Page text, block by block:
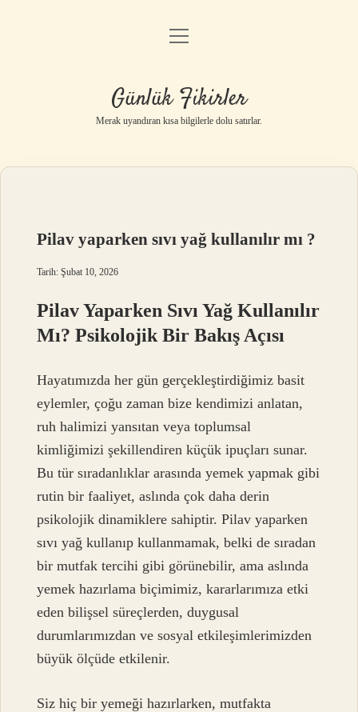
Anasayfa
Yasal Uyarı
menüyü
Günlük Fikirler
Merak uyandıran kısa bilgilerle dolu satırlar.
Pilav yaparken sıvı yağ kullanılır mı ?
Tarih: Şubat 10, 2026
Pilav Yaparken Sıvı Yağ Kullanılır
Mı? Psikolojik Bir Bakış Açısı
Hayatımızda her gün gerçekleştirdiğimiz basit
eylemler, çoğu zaman bize kendimizi anlatan,
ruh halimizi yansıtan veya toplumsal
kimliğimizi şekillendiren küçük ipuçları sunar.
Bu tür sıradanlıklar arasında yemek yapmak gibi
rutin bir faaliyet, aslında çok daha derin
psikolojik dinamiklere sahiptir. Pilav yaparken
sıvı yağ kullanıp kullanmamak, belki de sıradan
bir mutfak tercihi gibi görünebilir, ama aslında
yemek hazırlama biçimimiz, kararlarımıza etki
eden bilişsel süreçlerden, duygusal
durumlarımızdan ve sosyal etkileşimlerimizden
büyük ölçüde etkilenir.
Siz hiç bir yemeği hazırlarken, mutfakta